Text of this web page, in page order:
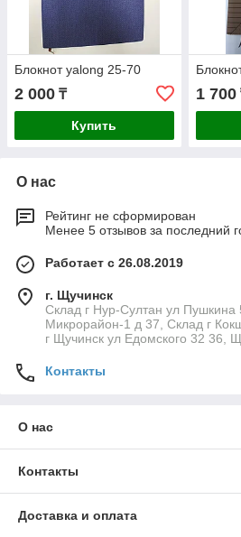
Блокнот yalong 25-70
2 000 ₸
Купить
1 700
О нас
Рейтинг не сформирован
Менее 5 отзывов за последний
Работает с 26.08.2019
г. Щучинск
Склад г Нур-Султан ул
Микрорайон-1 д 37, Склад г
г Щучинск ул Едомского 32 36,
Контакты
О нас
Контакты
Доставка и оплата